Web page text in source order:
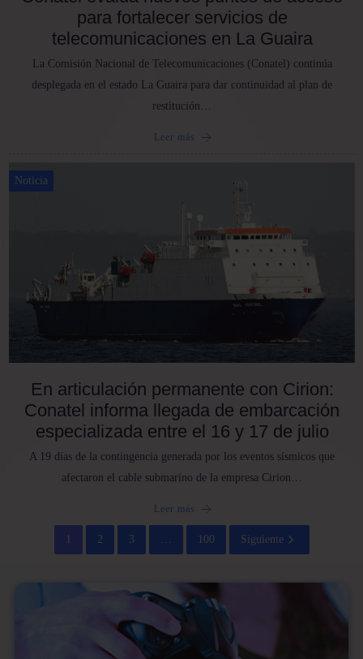
para fortalecer servicios de
telecomunicaciones en La Guaira
La Comisión Nacional de Telecomunicaciones (Conatel) continúa
desplegada en el estado La Guaira para dar continuidad al plan de
restitución…
Leer más
Noticia
En articulación permanente con Cirion:
Conatel informa llegada de embarcación
especializada entre el 16 y 17 de julio
A 19 días de la contingencia generada por los eventos sísmicos que
afectaron el cable submarino de la empresa Cirion…
Leer más
2 3 … 100 Siguiente